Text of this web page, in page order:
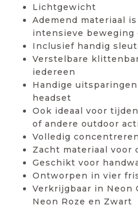
Lichtgewicht
Ademend materiaal
intensieve beweging
Inclusief handig
Verstelbare
iedereen
Handige
headset
Ook ideaal voor
of andere outdoor
Volledig
Zacht materiaal voor
Geschikt voor
Ontworpen in vier
Verkrijgbaar in Neon
Neon Roze en Zwart